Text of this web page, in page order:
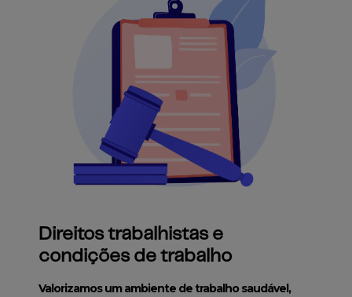
Direitos trabalhistas e
condições de trabalho
Valorizamos um ambiente de trabalho saudável,